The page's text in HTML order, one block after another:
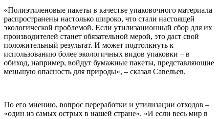
«Полиэтиленовые пакеты в качестве упаковочного материала
распространены настолько широко, что стали настоящей
экологической проблемой. Если утилизационный сбор для их
производителей станет обязательной мерой, это даст свой
положительный результат. И может подтолкнуть к
использованию более экологичных видов упаковки – в
обиход, например, войдут бумажные пакеты, представляющие
меньшую опасность для природы», – сказал Савельев.
По его мнению, вопрос переработки и утилизации отходов –
«один из самых острых в нашей стране». «И если весь мир в